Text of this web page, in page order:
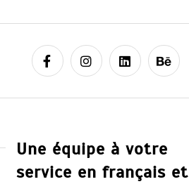
Une équipe à votre
service en français et